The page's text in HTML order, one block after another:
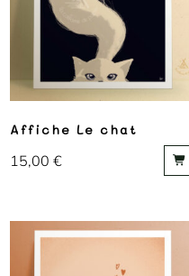
Affiche Le chat
15,00€